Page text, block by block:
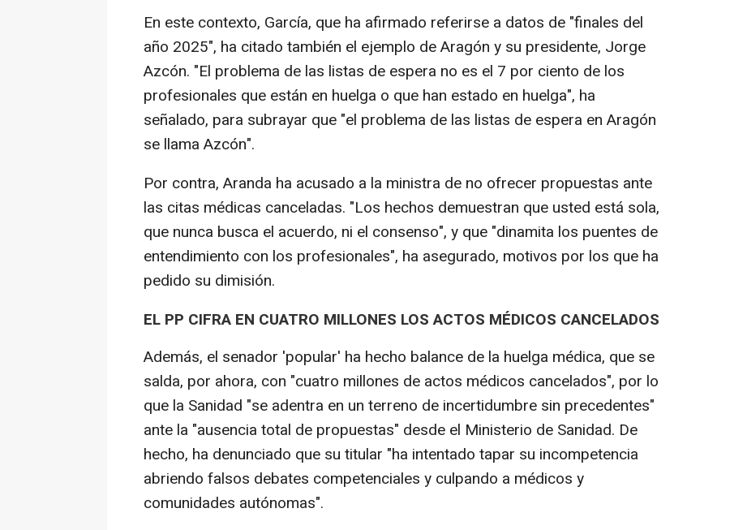
En este contexto, García, que ha afirmado referirse a datos de "finales del
año 2025", ha citado también el ejemplo de Aragón y su presidente, Jorge
Azcón. "El problema de las listas de espera no es el 7 por ciento de los
profesionales que están en huelga o que han estado en huelga", ha
señalado, para subrayar que "el problema de las listas de espera en Aragón
se llama Azcón".
Por contra, Aranda ha acusado a la ministra de no ofrecer propuestas ante
las citas médicas canceladas. "Los hechos demuestran que usted está sola,
que nunca busca el acuerdo, ni el consenso", y que "dinamita los puentes de
entendimiento con los profesionales", ha asegurado, motivos por los que ha
pedido su dimisión.
EL PP CIFRA EN CUATRO MILLONES LOS ACTOS MÉDICOS CANCELADOS
Además, el senador 'popular' ha hecho balance de la huelga médica, que se
salda, por ahora, con "cuatro millones de actos médicos cancelados", por lo
que la Sanidad "se adentra en un terreno de incertidumbre sin precedentes"
ante la "ausencia total de propuestas" desde el Ministerio de Sanidad. De
hecho, ha denunciado que su titular "ha intentado tapar su incompetencia
abriendo falsos debates competenciales y culpando a médicos y
comunidades autónomas".